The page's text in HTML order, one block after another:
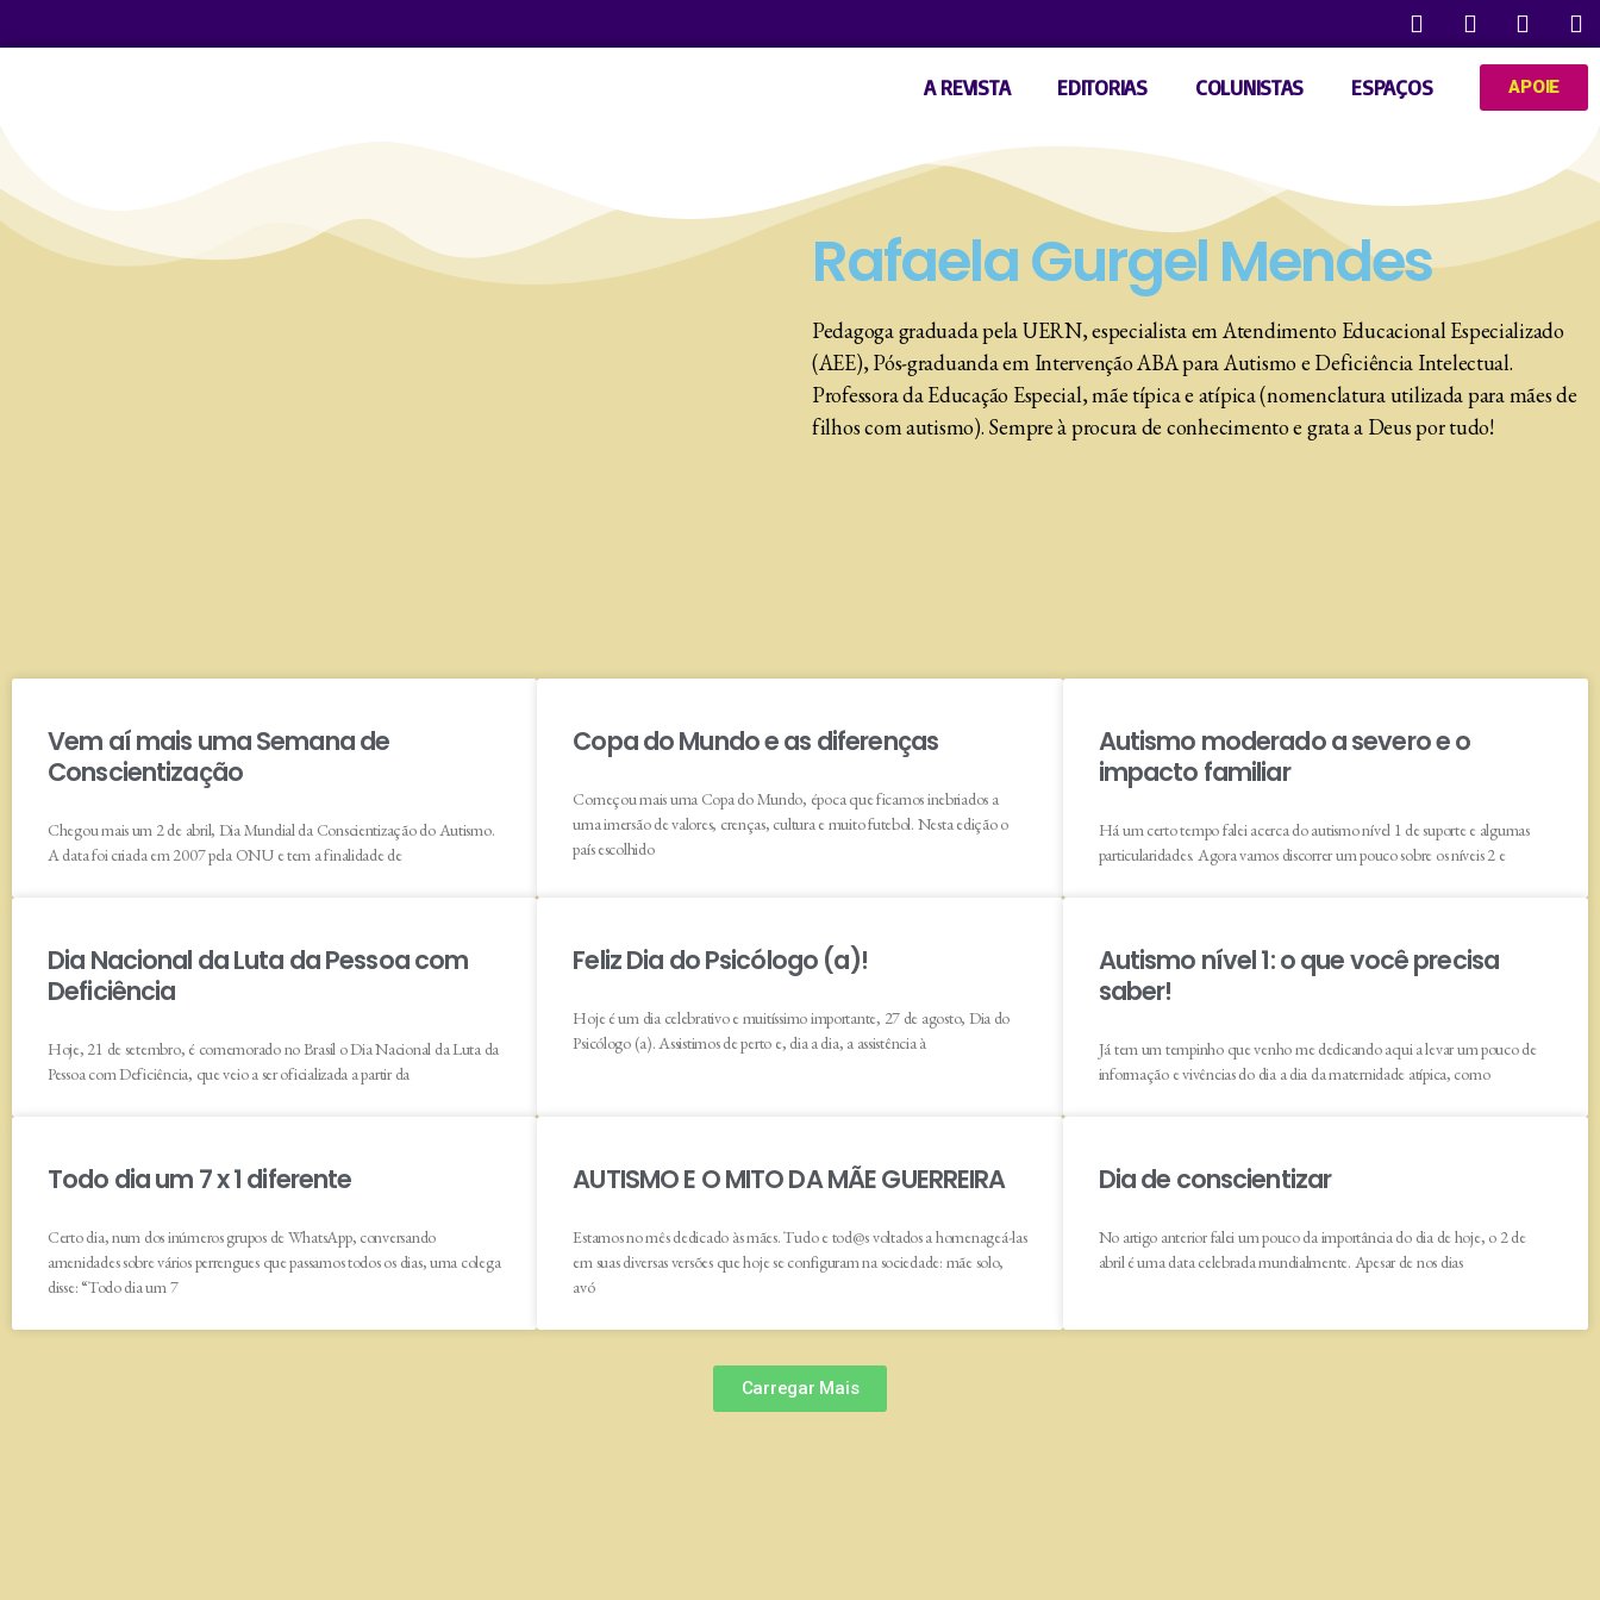
A REVISTA EDITORIAS COLUNISTAS ESPAÇOS APOIE
Rafaela Gurgel Mendes
Pedagoga graduada pela UERN, especialista em Atendimento Educacional Especializado
(AEE), Pós-graduanda em Intervenção ABA para Autismo e Deficiência Intelectual.
Professora da Educação Especial, mãe típica e atípica (nomenclatura utilizada para mães de
filhos com autismo). Sempre à procura de conhecimento e grata a Deus por tudo!
Vem aí mais uma Semana de
Conscientização
Chegou mais um 2 de abril, Dia Mundial da Conscientização do Autismo.
A data foi criada em 2007 pela ONU e tem a finalidade de
Copa do Mundo e as diferenças
Começou mais uma Copa do Mundo, época que ficamos inebriados a
uma imersão de valores, crenças, cultura e muito futebol. Nesta edição o
país escolhido
Autismo moderado a severo e o
impacto familiar
Há um certo tempo falei acerca do autismo nível 1 de suporte e algumas
particularidades. Agora vamos discorrer um pouco sobre os níveis 2 e
Dia Nacional da Luta da Pessoa com
Deficiência
Hoje, 21 de setembro, é comemorado no Brasil o Dia Nacional da Luta da
Pessoa com Deficiência, que veio a ser oficializada a partir da
Feliz Dia do Psicólogo (a)!
Hoje é um dia celebrativo e muitíssimo importante, 27 de agosto, Dia do
Psicólogo (a). Assistimos de perto e, dia a dia, a assistência à
Autismo nível 1: o que você precisa
saber!
Já tem um tempinho que venho me dedicando aqui a levar um pouco de
informação e vivências do dia a dia da maternidade atípica, como
Todo dia um 7 x 1 diferente
Certo dia, num dos inúmeros grupos de WhatsApp, conversando
amenidades sobre vários perrengues que passamos todos os dias, uma colega
disse: “Todo dia um 7
AUTISMO E O MITO DA MÃE GUERREIRA
Estamos no mês dedicado às mães. Tudo e tod@s voltados a homenageá-las
em suas diversas versões que hoje se configuram na sociedade: mãe solo,
avó
Dia de conscientizar
No artigo anterior falei um pouco da importância do dia de hoje, o 2 de
abril é uma data celebrada mundialmente. Apesar de nos dias
Carregar Mais